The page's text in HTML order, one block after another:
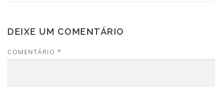
DEIXE UM COMENTÁRIO
COMENTÁRIO *